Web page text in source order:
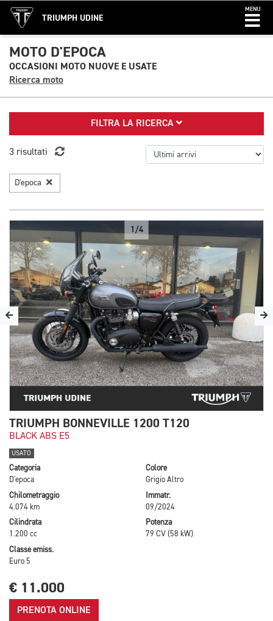
TRIUMPH UDINE
MENU
MOTO D'EPOCA
OCCASIONI MOTO NUOVE E USATE
Ricerca moto
FILTRA LA RICERCA
3 risultati
D'epoca
1/4
TRIUMPH BONNEVILLE 1200 T120
BLACK ABS E5
USATO
Categoria
D'epoca
Colore
Grigio Altro
Chilometraggio
4.074 km
Immatr.
09/2024
Cilindrata
1.200 cc
Potenza
79 CV (58 kW)
Classe emiss.
Euro 5
€ 11.000
PRENOTA ONLINE